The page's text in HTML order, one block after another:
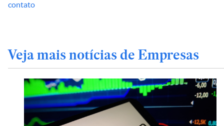
contato
Veja mais notícias de Empresas